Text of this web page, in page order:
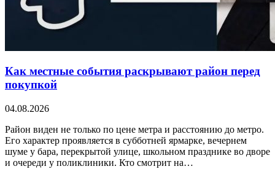
Как местные события раскрывают район перед
покупкой
04.08.2026
Район виден не только по цене метра и расстоянию до метро.
Его характер проявляется в субботней ярмарке, вечернем
шуме у бара, перекрытой улице, школьном празднике во дворе
и очереди у поликлиники. Кто смотрит на…